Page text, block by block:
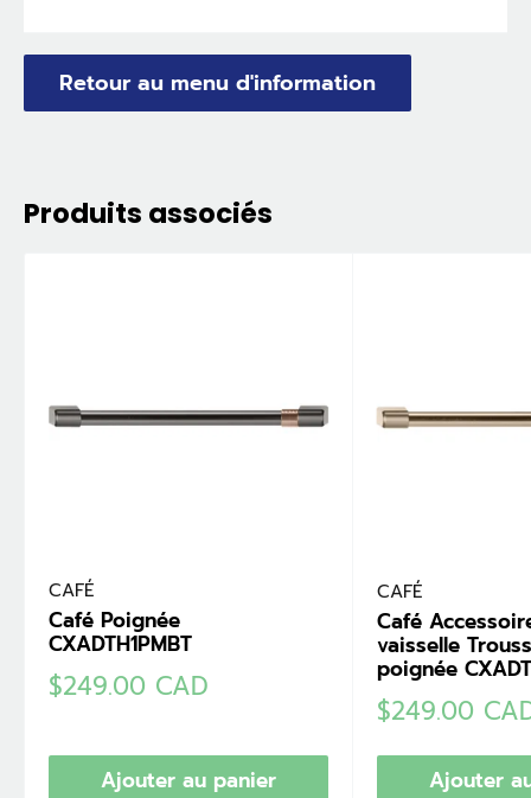
Retour au menu d'information
Produits associés
CAFÉ
Café Poignée
CXADTH1PMBT
Prix
$249.00 CAD
Ajouter au panier
CAFÉ
Café
vaisselle
poignée
Prix
$249.00
Ajouter